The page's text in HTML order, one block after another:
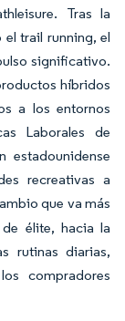
Tras la
trail running, el
significativo.
híbridos
a los entornos
Laborales de
estadounidense
recreativas a
que va más
élite, hacia la
rutinas diarias,
compradores